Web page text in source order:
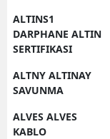
ALTINS1
DARPHANE ALTIN
SERTIFIKASI
ALTNY ALTINAY
SAVUNMA
ALVES ALVES
KABLO